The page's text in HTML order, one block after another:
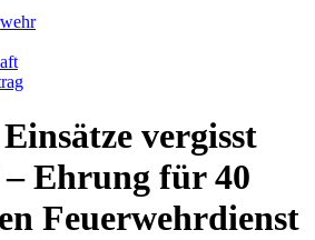
vergisst
Ehrung für 40
Feuerwehrdienst